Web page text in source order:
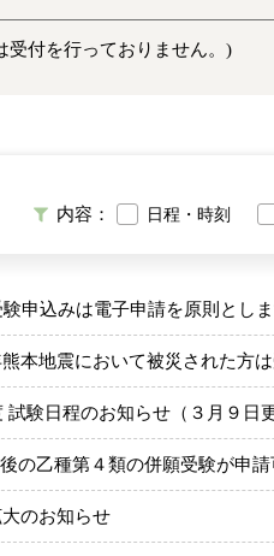
付を行っておりません。)
内容： 日程・時刻
申込みは電子申請を原則とし
熊本地震において被災された方
試験日程のお知らせ（３月９日更
の乙種第４類の併願受験が申
のお知らせ